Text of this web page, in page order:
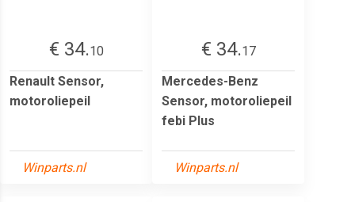
€ 34.10
Renault Sensor,
motoroliepeil
Winparts.nl
€ 34.17
Mercedes-Benz
Sensor, motoroliepeil
febi Plus
Winparts.nl